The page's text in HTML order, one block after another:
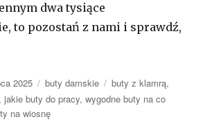
dwa tysiące
to pozostań z nami i sprawdź,
2025 Kategorie
buty damskie Tagi
buty z klamrą,
,jakie buty do pracy,wygodne buty na co
na wiosnę